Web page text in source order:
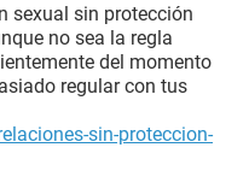
sexual sin protección
no sea la regla
del momento
regular con tus
sin-proteccion-